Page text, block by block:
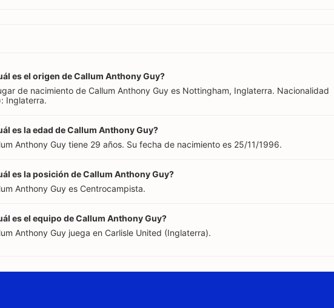
es el origen de Callum Anthony Guy?
de nacimiento de Callum Anthony Guy es Nottingham, Inglaterra. Nacionalidad
Inglaterra.
es la edad de Callum Anthony Guy?
Anthony Guy tiene 29 años. Su fecha de nacimiento es 25/11/1996.
es la posición de Callum Anthony Guy?
Anthony Guy es Centrocampista.
es el equipo de Callum Anthony Guy?
Anthony Guy juega en Carlisle United (Inglaterra).